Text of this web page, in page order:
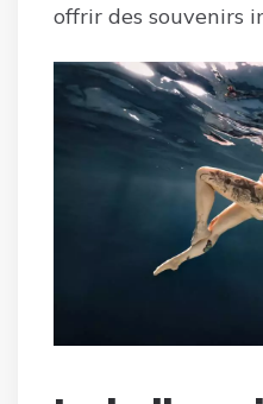
offrir des souvenirs